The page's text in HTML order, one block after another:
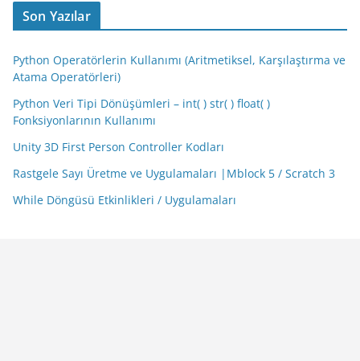
Son Yazılar
Python Operatörlerin Kullanımı (Aritmetiksel, Karşılaştırma ve
Atama Operatörleri)
Python Veri Tipi Dönüşümleri – int( ) str( ) float( )
Fonksiyonlarının Kullanımı
Unity 3D First Person Controller Kodları
Rastgele Sayı Üretme ve Uygulamaları |Mblock 5 / Scratch 3
While Döngüsü Etkinlikleri / Uygulamaları